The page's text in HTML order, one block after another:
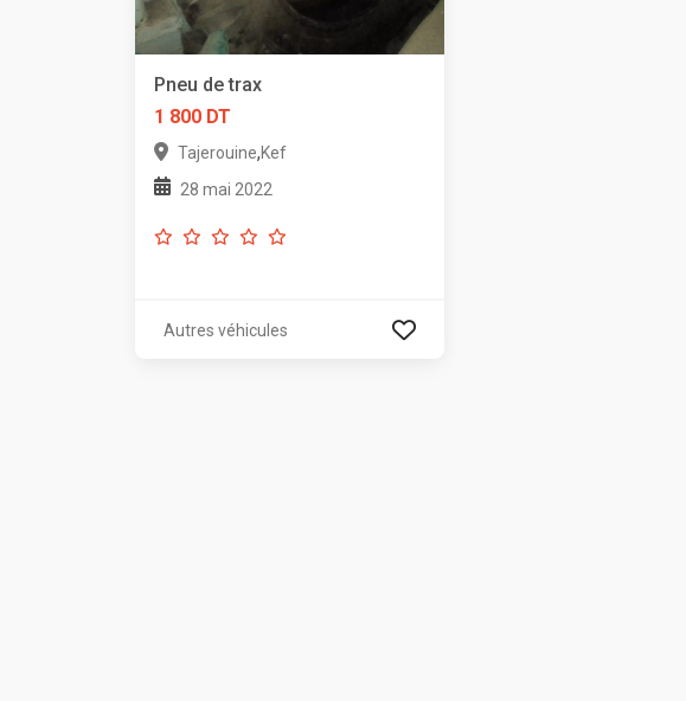
Pneu de trax
1 800 DT
Tajerouine,Kef
28 mai 2022
Autres véhicules